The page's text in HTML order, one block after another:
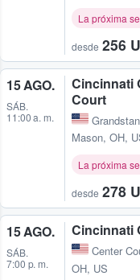
La próxima
desde 256
15 AGO.
SÁB.
11:00 a. m.
Cincinnati
Court
Mason, OH,
La próxima
desde 278
15 AGO.
SÁB.
7:00 p. m.
Cincinnati
Center
OH, US